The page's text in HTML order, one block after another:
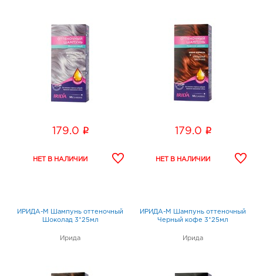
179.0 i 179.0 i
ИРИДА-М Шампунь оттеночный
Шоколад 3*25мл
Ирида
ИРИДА-М Шампунь оттеночный
Черный кофе 3*25мл
Ирида